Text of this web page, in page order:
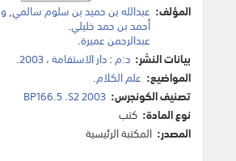
المؤلف: عبدالله بن حميد بن سلوم سالمي,
أحمد بن حمد خليلي.
عبدالرحمن عميرة.
بيانات النشر: د:م:دار الاستقامة،2003
.
المواضيع: علم الكلام.
تصنيف الكونجرس: BP166.5 .S2 2003
نوع المادة: كتب
المصدر: المكتبة الرئيسية